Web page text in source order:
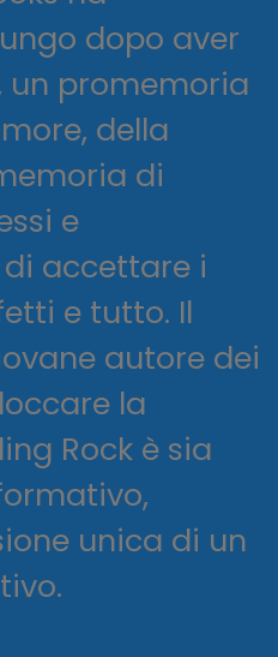
dopo aver
un promemoria
della
di
e
accettare i
e tutto. Il
autore dei
la
Rock è sia
unica di un